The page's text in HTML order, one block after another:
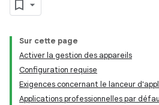
Sur cette page
Activer la gestion des appareils
Configuration requise
Exigences concernant le lanceur
Applications professionnelles par